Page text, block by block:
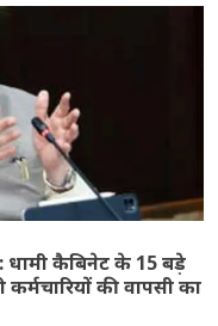
कैबिनेट के 15 बड़े
की वापसी का